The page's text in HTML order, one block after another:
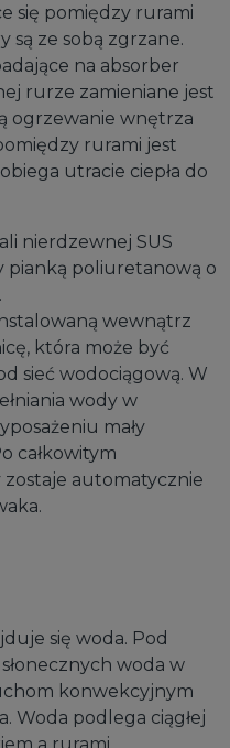
się pomiędzy rurami
są ze sobą zgrzane.
na absorber
rurze zamieniane jest
ogrzewanie wnętrza
rurami jest
utracie ciepła do
nierdzewnej SUS
pianką poliuretanową o
wewnątrz
która może być
sieć wodociągową. W
wody w
mały
całkowitym
automatycznie
się woda. Pod
woda w
konwekcyjnym
Woda podlega ciągłej
a rurami